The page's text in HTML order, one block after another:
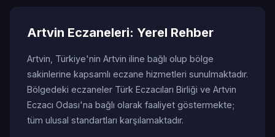
Artvin Eczaneleri: Yerel Rehber
Artvin, Türkiye'nin Artvin iline bağlı olup bölge
sakinlerine kapsamlı eczane hizmetleri sunulmaktadır.
Bölgedeki eczaneler Türk Eczacıları Birliği ve Artvin
Eczacı Odası'na bağlı olarak faaliyet göstermekte;
tüm ulusal standartları karşılamaktadır.